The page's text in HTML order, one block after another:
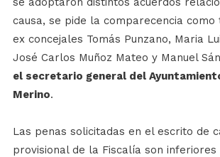
causa, se pide la comparecencia como
ex concejales Tomás Punzano, Maria
José Carlos Muñoz Mateo y Manuel
el secretario general del
Merino.
Las penas solicitadas en el escrito de
provisional de la Fiscalía son